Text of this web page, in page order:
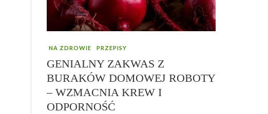
NA ZDROWIE PRZEPISY
GENIALNY ZAKWAS Z
BURAKÓW DOMOWEJ ROBOTY
– WZMACNIA KREW I
ODPORNOŚĆ